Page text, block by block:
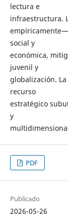
lectura e
infraestructura.
social y
económica,
juvenil y
globalización.
recurso
estratégico
y
PDF
Publicado
2026-05-26